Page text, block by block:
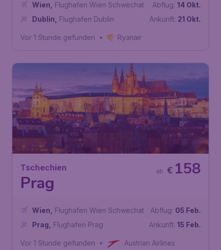
Wien
Flughafen Wien Schwechat
Dublin
Flughafen Dublin
Abflug: 14 Okt.
Ankunft: 21 Okt.
Vor 1 Stunde gefunden • Ryanair
Tschechien
Prag
€ 158
ab
Wien
Flughafen Wien Schwechat
Prag
Flughafen Prag
Abflug: 05 Feb.
Ankunft: 15 Feb.
Vor 1 Stunde gefunden • Austrian Airlines